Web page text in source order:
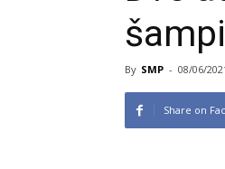
By SMP - 08/06/
Share on